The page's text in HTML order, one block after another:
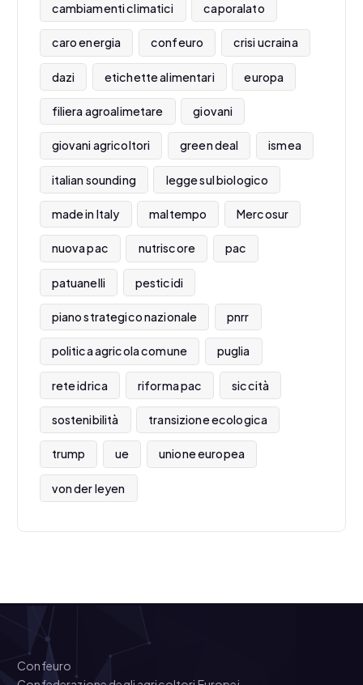
cambiamenti climatici caporalato
caro energia confeuro crisi ucraina
dazi etichette alimentari europa
filiera agroalimetare giovani
giovani agricoltori green deal ismea
italian sounding legge sul biologico
made in Italy maltempo Mercosur
nuova pac nutriscore pac
patuanelli pesticidi
piano strategico nazionale pnrr
politica agricola comune puglia
rete idrica riforma pac siccità
sostenibilità transizione ecologica
trump ue unione europea
von der leyen
Confeuro